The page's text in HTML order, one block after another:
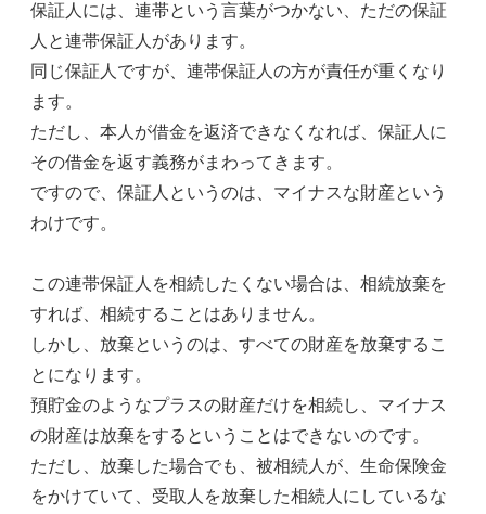
保証人には、連帯という言葉がつかない、ただの保証
人と連帯保証人があります。
同じ保証人ですが、連帯保証人の方が責任が重くなり
ます。
ただし、本人が借金を返済できなくなれば、保証人に
その借金を返す義務がまわってきます。
ですので、保証人というのは、マイナスな財産という
わけです。
この連帯保証人を相続したくない場合は、相続放棄を
すれば、相続することはありません。
しかし、放棄というのは、すべての財産を放棄するこ
とになります。
預貯金のようなプラスの財産だけを相続し、マイナス
の財産は放棄をするということはできないのです。
ただし、放棄した場合でも、被相続人が、生命保険金
をかけていて、受取人を放棄した相続人にしているな